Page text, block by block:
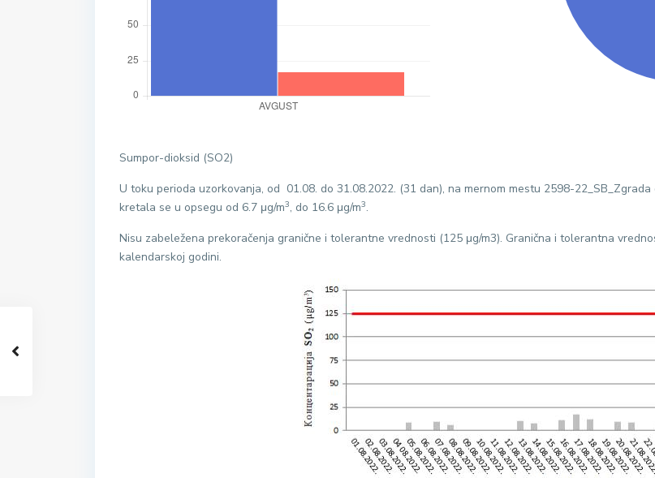
Sumpor-dioksid (SO2)
U toku perioda uzorkovanja, od 01.08. do 31.08.2022. (31 dan), na mernom mestu 2598-
kretala se u opsegu od 6.7 μg/m3, do 16.6 μg/m3.
Nisu zabeležena prekoračenja granične i tolerantne vrednosti (125 μg/m3). Granična i tolerantna
kalendarskoj godini.